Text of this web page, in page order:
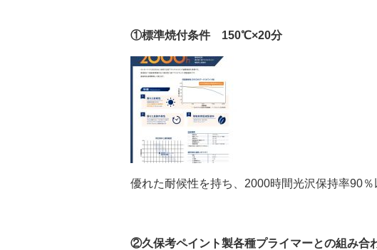
①標準焼付条件 150℃×20分
優れた耐候性を持ち、2000時間光沢保持率90％
②久保考ペイント製各種プライマーとの組み合